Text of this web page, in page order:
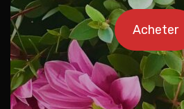
Acheter